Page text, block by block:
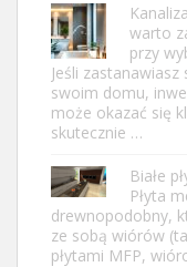
warto
przy
Jeśli
swoim domu,
może okazać się
skutecznie …
Białe
Płyta
drewnopodobny,
ze sobą wiórów
płytami MFP,